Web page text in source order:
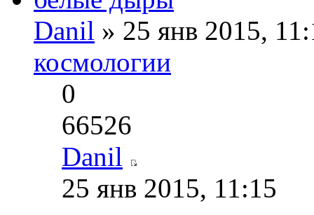
Danil » 25 янв 2015,
космологии
0
66526
Danil
25 янв 2015, 11:15